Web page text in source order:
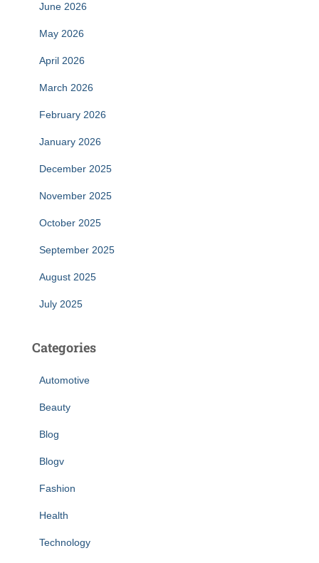
June 2026
May 2026
April 2026
March 2026
February 2026
January 2026
December 2025
November 2025
October 2025
September 2025
August 2025
July 2025
Categories
Automotive
Beauty
Blog
Blogv
Fashion
Health
Technology